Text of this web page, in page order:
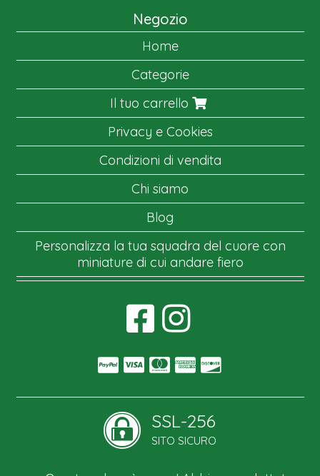
Negozio
Home
Categorie
Il tuo carrello
Privacy e Cookies
Condizioni di vendita
Chi siamo
Blog
Personalizza la tua squadra del cuore con
miniature di cui andare fiero
SSL-256
SITO SICURO